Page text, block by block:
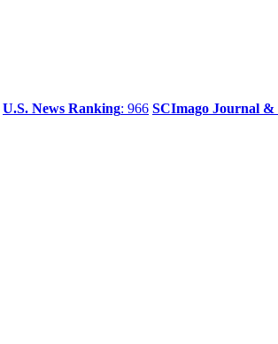
U.S. News Ranking: 966 SCImago Journal